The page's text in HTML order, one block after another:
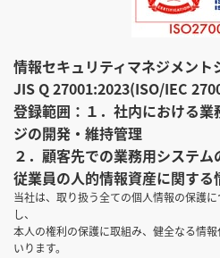
情報セキュリティマネジメン
JIS Q 27001:2023(ISO/IEC
登録範囲：１．社内における
ジの開発・維持管理
２．顧客先での業務用システ
従業員の人的情報資産に関する
当社は、取り扱う全ての個人情報の保護
し、
本人の権利の保護に取組み、健全なる情
いります。